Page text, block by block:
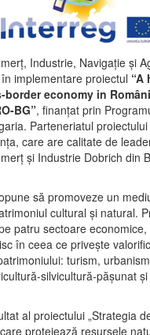
Industrie, Navigație și
implementare proiectul “A
economy in
BG”, finanțat prin
Parteneriatul
care are calitate de
și Industrie Dobrich din
să promoveze un
cultural și natural.
patru sectoare
în ceea ce privește
turism,
silvicultură-pășunat
al proiectului „Strategia
protejează resursele